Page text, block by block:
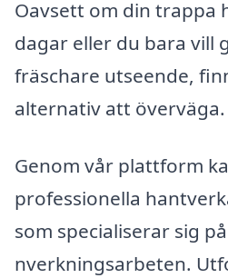
Oavsett om din trappa
dagar eller du bara vill
fräschare utseende,
alternativ att överväga.
Genom vår plattform
professionella
som specialiserar sig
nverkningsarbeten.